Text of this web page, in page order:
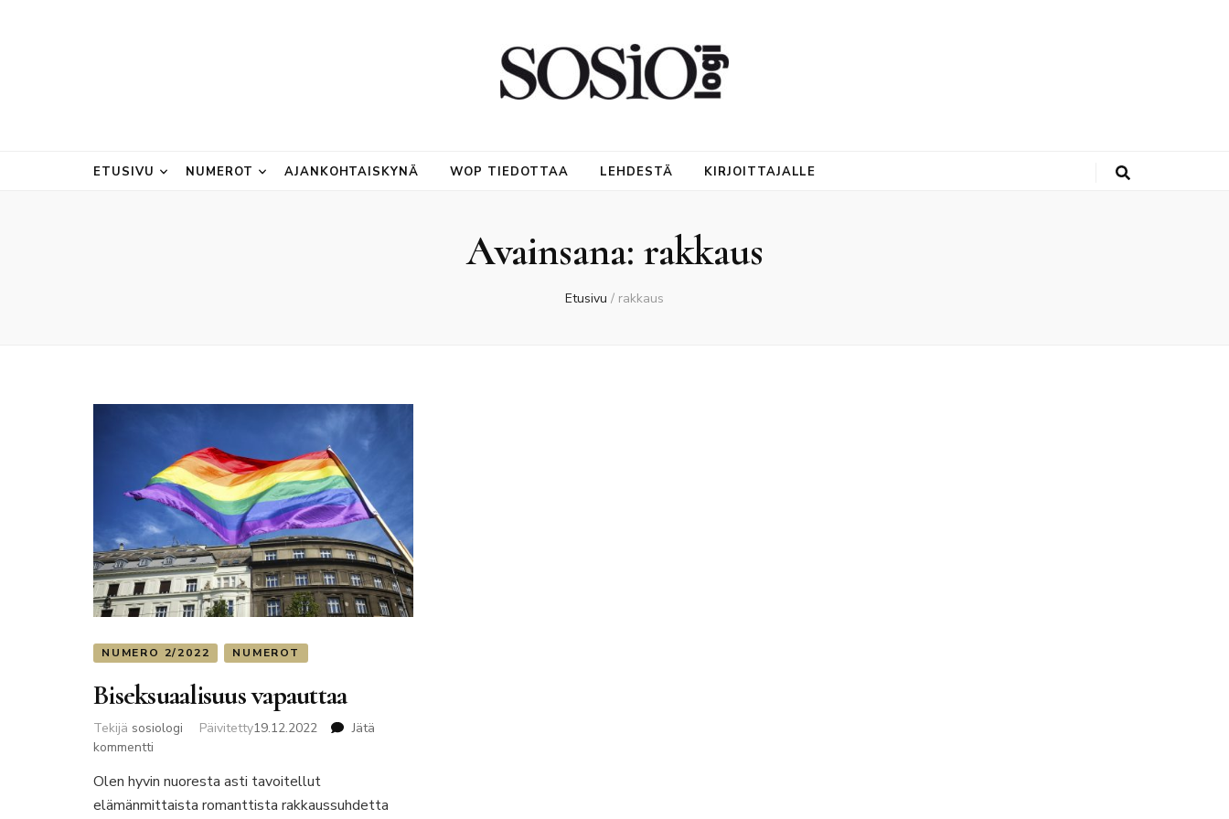
ETUSIVU NUMEROT AJANKOHTAISKYNÄ WOP TIEDOTTAA LEHDESTÄ KIRJOITTAJALLE
Avainsana: rakkaus
Etusivu / rakkaus
NUMERO 2/2022 NUMEROT
Biseksuaalisuus vapauttaa
Tekijä sosiologi Päivitetty19.12.2022
Jätä
kommentti
vapauttaa
Olen hyvin nuoresta asti tavoitellut
elämänmittaista romanttista rakkaussuhdetta